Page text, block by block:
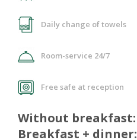
Daily change of towels
Room-service 24/7
Free safe at reception
Without breakfast:
Breakfast + dinner: